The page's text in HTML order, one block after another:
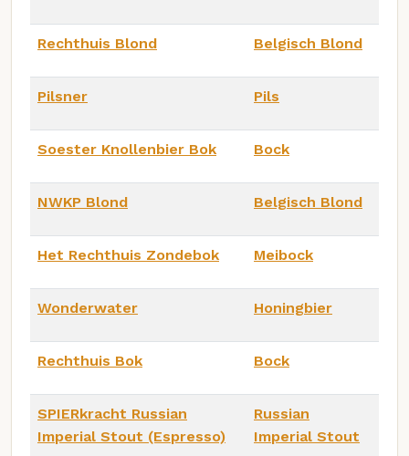
Rechthuis Blond Belgisch Blond
Pilsner Pils
Soester Knollenbier Bok Bock
NWKP Blond Belgisch Blond
Het Rechthuis Zondebok Meibock
Wonderwater Honingbier
Rechthuis Bok Bock
SPIERkracht Russian
Imperial Stout (Espresso)
Russian
Imperial Stout